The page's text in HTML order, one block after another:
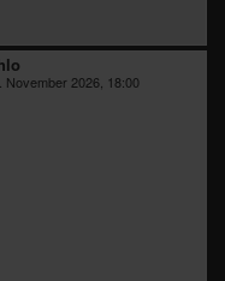
November 2026, 18:00